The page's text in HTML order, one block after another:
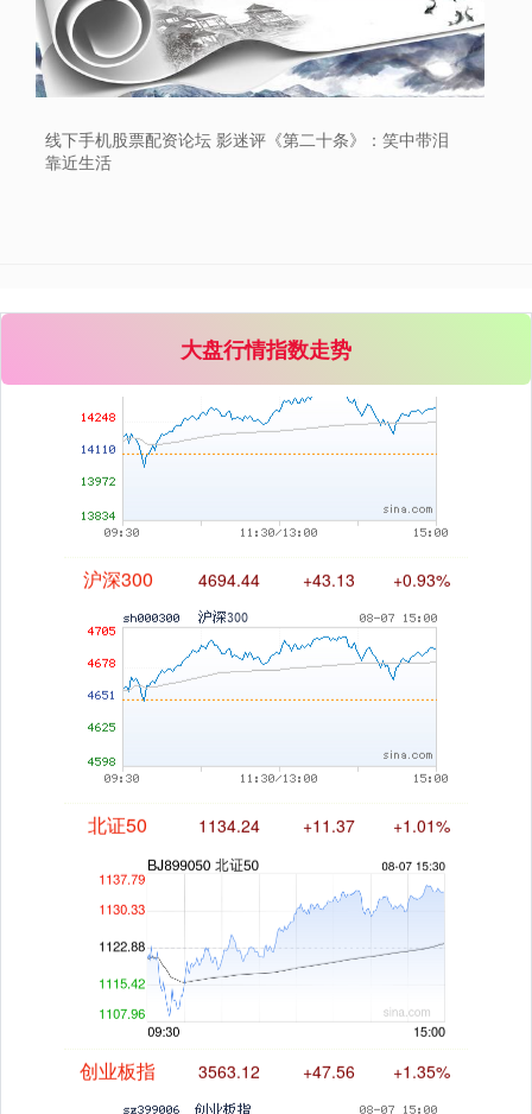
线下手机股票配资论坛 影迷评《第二十条》：笑中带泪
靠近生活
大盘行情指数走势
上证综指 3940.04 +39.68 +1.02%
沪深300 4694.44 +43.13 +0.93%
北证50 1134.24 +11.37 +1.01%
创业板指 +1.35%